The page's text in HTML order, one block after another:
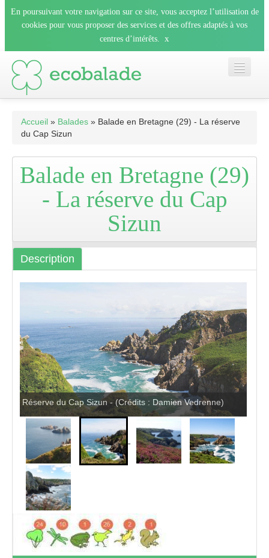
En poursuivant votre navigation sur ce site, vous acceptez l’utilisation de
cookies pour vous proposer des services et des offres adaptés à vos
centres d’intérêts.
x
Les espèces
Accueil » Balades » Balade en Bretagne (29) - La réserve
du Cap Sizun
Balade en Bretagne (29)
- La réserve du Cap
Sizun
Description
Réserve du Cap Sizun - (Crédits : Damien Vedrenne)